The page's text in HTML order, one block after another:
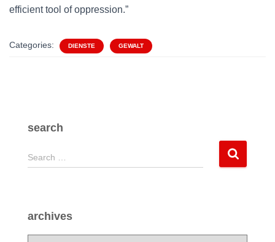
efficient tool of oppression.”
Categories: DIENSTE GEWALT
search
S
e
h
f
Search …
archives